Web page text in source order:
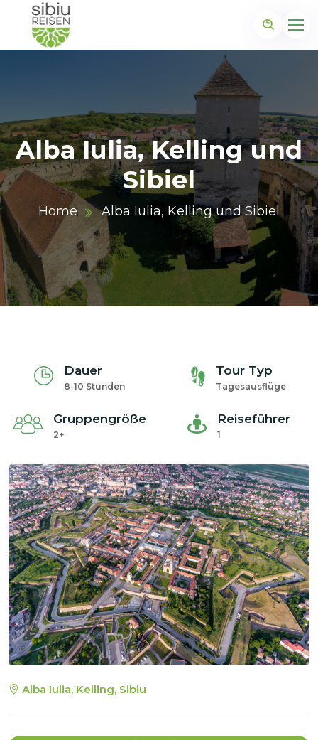
Alba Iulia, Kelling und
Sibiel
Home Alba Iulia, Kelling und Sibiel
Dauer
8-10 Stunden
Tour Typ
Tagesausflüge
Gruppengröße
2+
Reiseführer
1
Alba Iulia, Kelling, Sibiu